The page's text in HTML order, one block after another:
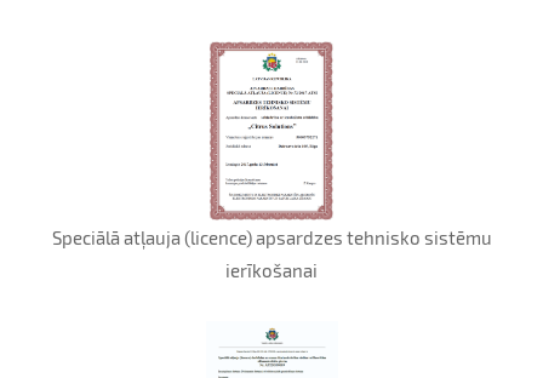
Speciālā atļauja (licence) apsardzes tehnisko sistēmu
ierīkošanai